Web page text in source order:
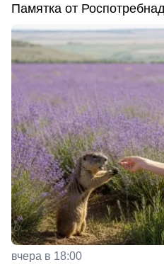
Памятка от
вчера в 18:00